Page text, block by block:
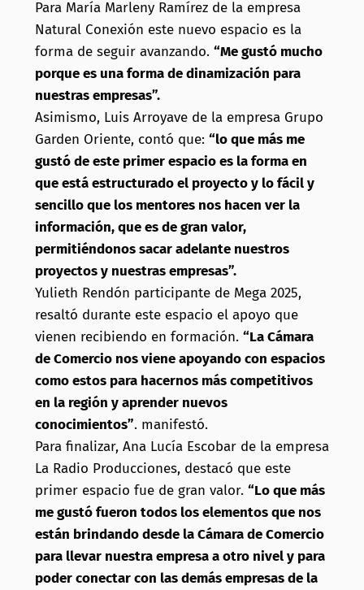
Para María Marleny Ramírez de la empresa
Natural Conexión este nuevo espacio es la
forma de seguir avanzando. “Me gustó mucho
porque es una forma de dinamización para
nuestras empresas”.
Asimismo, Luis Arroyave de la empresa Grupo
Garden Oriente, contó que: “lo que más me
gustó de este primer espacio es la forma en
que está estructurado el proyecto y lo fácil y
sencillo que los mentores nos hacen ver la
información, que es de gran valor,
permitiéndonos sacar adelante nuestros
proyectos y nuestras empresas”.
Yulieth Rendón participante de Mega 2025,
resaltó durante este espacio el apoyo que
vienen recibiendo en formación. “La Cámara
de Comercio nos viene apoyando con espacios
como estos para hacernos más competitivos
en la región y aprender nuevos
conocimientos”. manifestó.
Para finalizar, Ana Lucía Escobar de la empresa
La Radio Producciones, destacó que este
primer espacio fue de gran valor. “Lo que más
me gustó fueron todos los elementos que nos
están brindando desde la Cámara de Comercio
para llevar nuestra empresa a otro nivel y para
poder conectar con las demás empresas de la